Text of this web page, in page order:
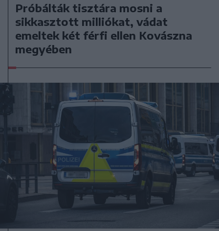
Próbálták tisztára mosni a
sikkasztott milliókat, vádat
emeltek két férfi ellen Kovászna
megyében